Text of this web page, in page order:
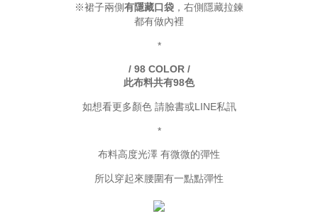
※裙子兩側有隱藏口袋 ，右側隱藏拉鍊
都有做內裡
*
/ 98 COLOR /
此布料共有98色
如想看更多顏色 請臉書或LINE私訊
*
布料高度光澤 有微微的彈性
所以穿起來腰圍有一點點彈性